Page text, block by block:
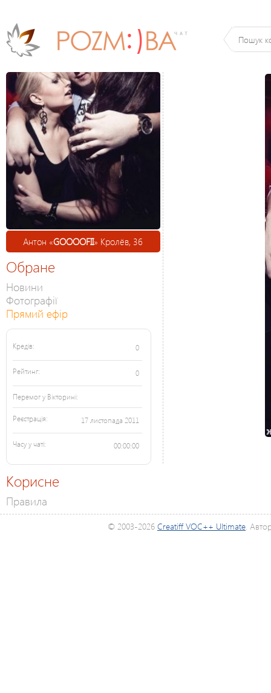
Антон «GOOOOFII» Кролёв, 36
Обране
Новини
Фотографії
Прямий ефір
Кредів: 0
Рейтинг: 0
Перемог у Вікторині:
Реєстрація: 17 листопада 2011
Часу у чаті: 00:00:00
Корисне
Правила
© 2003-2026 Creatiff VOC++ Ultimate.